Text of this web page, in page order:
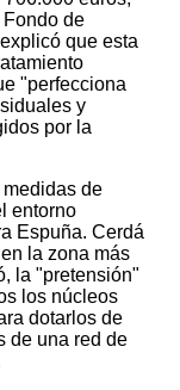
de
que esta
"perfecciona
y
por la
de
entorno
Espuña. Cerdá
la zona más
la "pretensión"
los núcleos
dotarlos de
de una red de